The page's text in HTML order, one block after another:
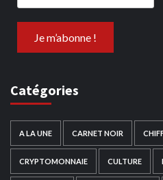
Catégories
A LA UNE CARNET NOIR
CRYPTOMONNAIE CULTURE